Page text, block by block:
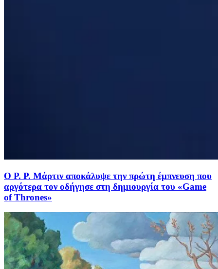
Ο Ρ. Ρ. Μάρτιν αποκάλυψε την πρώτη έμπνευση που
αργότερα τον οδήγησε στη δημιουργία του «Game
of Thrones»